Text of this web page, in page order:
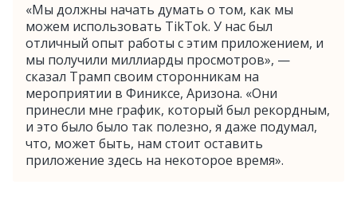
«Мы должны начать думать о том, как мы
можем использовать TikTok. У нас был
отличный опыт работы с этим приложением, и
мы получили миллиарды просмотров», —
сказал Трамп своим сторонникам на
мероприятии в Финиксе, Аризона. «Они
принесли мне график, который был рекордным,
и это было было так полезно, я даже подумал,
что, может быть, нам стоит оставить
приложение здесь на некоторое время».